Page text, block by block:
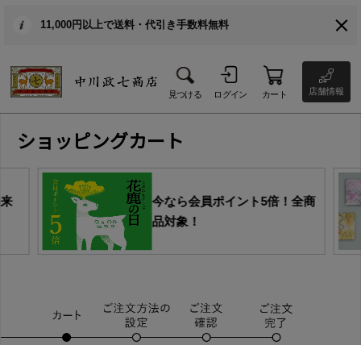
11,000円以上で送料・代引き手数料無料
見つける ログイン カート 店舗情報
ショッピングカート
今なら会員ポイント5倍！全商
品対象！